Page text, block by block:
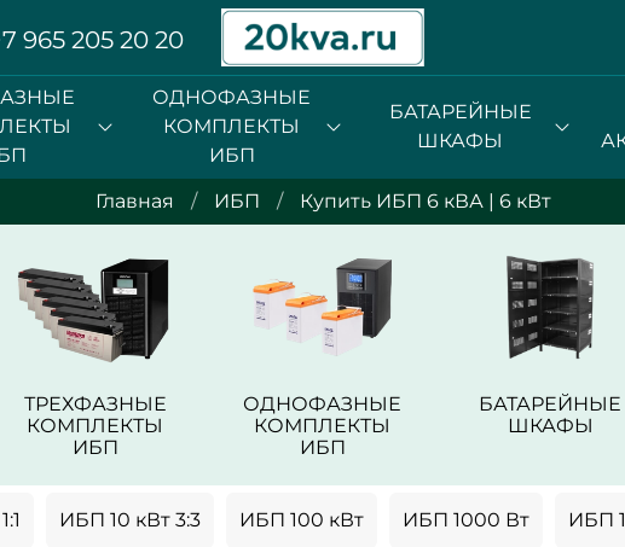
965 205 20 20
ОДНОФАЗНЫЕ
КОМПЛЕКТЫ
ИБП
БАТАРЕЙНЫЕ
ШКАФЫ
Главная ИБП Купить ИБП 6 кВА | 6 кВт
ТРЕХФАЗНЫЕ
КОМПЛЕКТЫ
ИБП
ОДНОФАЗНЫЕ
КОМПЛЕКТЫ
ИБП
БАТАРЕЙНЫЕ
ШКАФЫ
ИБП 10 кВт 3:3 ИБП 100 кВт ИБП 1000 Вт ИБП